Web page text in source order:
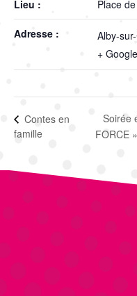
Lieu : Place
Adresse : Alby-
+
Contes en
famille
Soirée
FORCE »